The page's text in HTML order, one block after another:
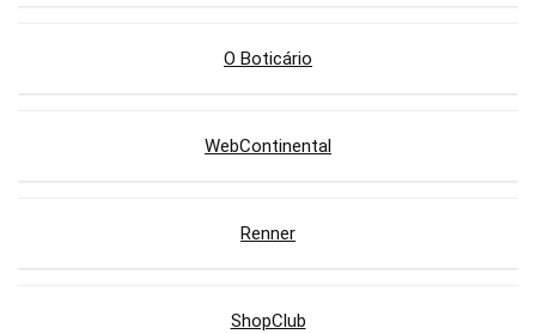
O Boticário
WebContinental
Renner
ShopClub